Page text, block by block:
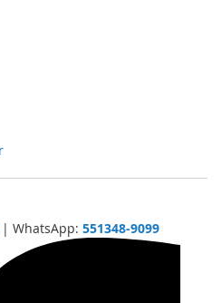
WhatsApp: 551348-9099